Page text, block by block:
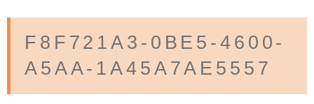
F8F721A3-0BE5-4600-
A5AA-1A45A7AE5557